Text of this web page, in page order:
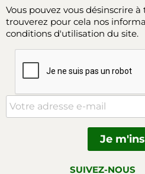
Vous pouvez vous désinscrire
trouverez pour cela nos
conditions d'utilisation du site.
SUIVEZ-NOUS